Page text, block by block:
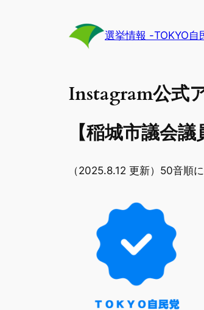
選挙情報 -TOKYO自
Instagram公式
【稲城市議会議
（2025.8.12 更新）50音順